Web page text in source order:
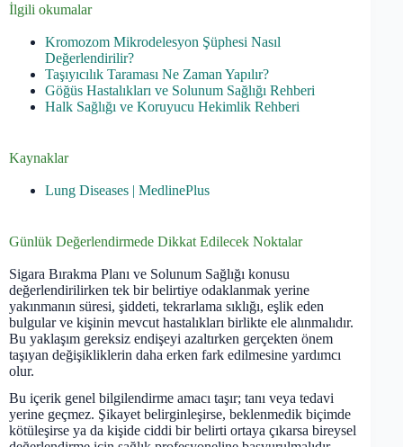
İlgili okumalar
Kromozom Mikrodelesyon Şüphesi Nasıl
Değerlendirilir?
Taşıyıcılık Taraması Ne Zaman Yapılır?
Göğüs Hastalıkları ve Solunum Sağlığı Rehberi
Halk Sağlığı ve Koruyucu Hekimlik Rehberi
Kaynaklar
Lung Diseases | MedlinePlus
Günlük Değerlendirmede Dikkat Edilecek Noktalar
Sigara Bırakma Planı ve Solunum Sağlığı konusu
değerlendirilirken tek bir belirtiye odaklanmak yerine
yakınmanın süresi, şiddeti, tekrarlama sıklığı, eşlik eden
bulgular ve kişinin mevcut hastalıkları birlikte ele alınmalıdır.
Bu yaklaşım gereksiz endişeyi azaltırken gerçekten önem
taşıyan değişikliklerin daha erken fark edilmesine yardımcı
olur.
Bu içerik genel bilgilendirme amacı taşır; tanı veya tedavi
yerine geçmez. Şikayet belirginleşirse, beklenmedik biçimde
kötüleşirse ya da kişide ciddi bir belirti ortaya çıkarsa bireysel